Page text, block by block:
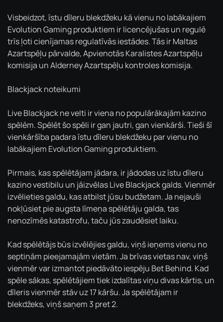
Visbeidzot, īstu dīleru blekdžeku kā vienu no labākajiem
Evolution Gaming produktiem ir licencējušas un regulē
trīs ļoti cienījamas regulatīvās iestādes. Tās ir Maltas
Azartspēļu pārvalde, Apvienotās Karalistes Azartspēļu
komisija un Alderney Azartspēļu kontroles komisija.
Blackjack noteikumi
Live Blackjack ne velti ir viena no populārākajām kazino
spēlēm. Spēlēt šo spēli ir gan jautri, gan vienkārši. Tieši šī
vienkāršība padara īstu dīleru blekdžeku par vienu no
labākajiem Evolution Gaming produktiem.
Pirmais, kas spēlētājam jādara, ir jādodas uz īstu dīleru
kazino vestibilu un jāizvēlas Live Blackjack galds. Vienmēr
izvēlieties galdu, kas atbilst jūsu budžetam. Ja nejauši
nokļūsiet pie augsta līmeņa spēlētāju galda, tas
nenozīmēs katastrofu, taču jūs zaudēsiet laiku.
Kad spēlētājs būs izvēlējies galdu, viņš ieņems vienu no
septiņām pieejamajām vietām. Ja brīvas vietas nav, viņš
vienmēr var izmantot piedāvāto iespēju Bet Behind. Kad
spēle sākas, spēlētājiem tiek izdalītas viņu divas kārtis, un
dīleris vienmēr stāv uz 17 kāršu. Ja spēlētājam ir
blekdžeks, viņš saņem 3 pret 2.